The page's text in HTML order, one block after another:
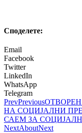
Споделeте:
Email
Facebook
Twitter
LinkedIn
WhatsApp
Telegram
PrevPrevious
НА СОЦИЈАЛНИ
САЕМ ЗА
NextAboutNext